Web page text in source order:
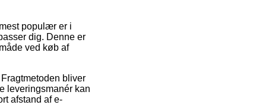
populær er i
dig. Denne er
ved køb af
bliver
leveringsmanér kan
afstand af e-